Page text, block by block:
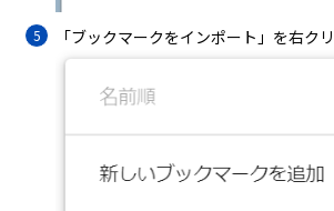
「ブックマークをインポート」を右ク